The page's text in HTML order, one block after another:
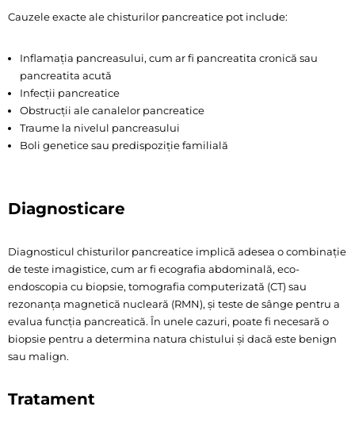
Cauzele exacte ale chisturilor pancreatice pot include:
Inflamația pancreasului, cum ar fi pancreatita cronică sau
pancreatita acută
Infecții pancreatice
Obstrucții ale canalelor pancreatice
Traume la nivelul pancreasului
Boli genetice sau predispoziție familială
Diagnosticare
Diagnosticul chisturilor pancreatice implică adesea o combinație
de teste imagistice, cum ar fi ecografia abdominală, eco-
endoscopia cu biopsie, tomografia computerizată (CT) sau
rezonanța magnetică nucleară (RMN), și teste de sânge pentru a
evalua funcția pancreatică. În unele cazuri, poate fi necesară o
biopsie pentru a determina natura chistului și dacă este benign
sau malign.
Tratament